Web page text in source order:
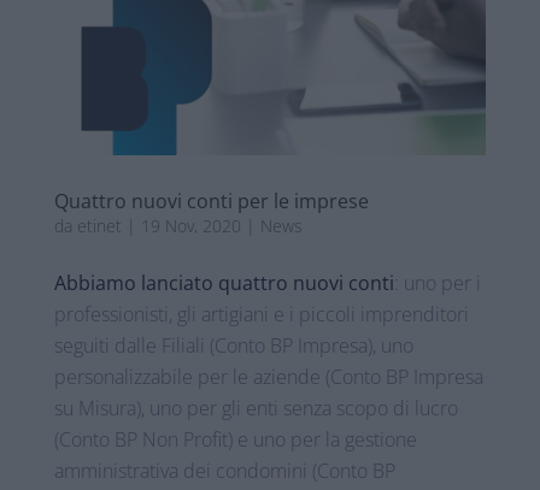
Quattro nuovi conti per le imprese
da etinet 19 Nov, 2020 News
Abbiamo lanciato quattro nuovi conti : uno per i
professionisti, gli artigiani e i piccoli imprenditori
seguiti dalle Filiali (Conto BP Impresa), uno
personalizzabile per le aziende (Conto BP Impresa
su Misura), uno per gli enti senza scopo di lucro
(Conto BP Non Profit) e uno per la gestione
amministrativa dei condomini (Conto BP